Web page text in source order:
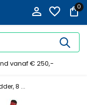
0
vanaf € 250,-
8 ...